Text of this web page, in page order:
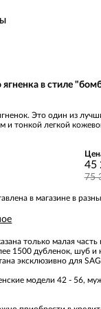
ягненка в стиле
Это один из
тонкой легкой
45
75
в магазине в
только малая
1500 дубленок, шуб
эксклюзивно для
модели 42 - 56,